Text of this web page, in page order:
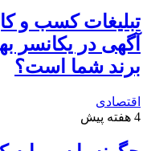
تبلیغات کسب و
آگهی در یکانسر
برند شما است؟
اقتصادی
4 هفته پیش